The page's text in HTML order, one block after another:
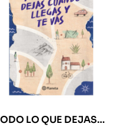
LO QUE DEJAS